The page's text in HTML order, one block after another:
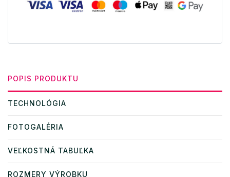
POPIS PRODUKTU
TECHNOLÓGIA
FOTOGALÉRIA
VEĽKOSTNÁ TABUĽKA
ROZMERY VÝROBKU